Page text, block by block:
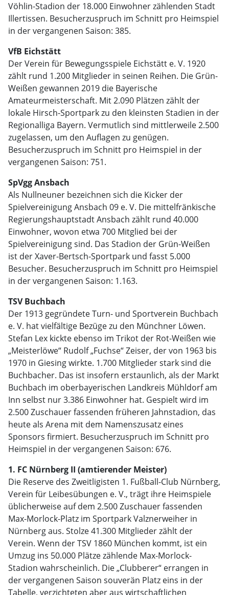
Vöhlin-Stadion der 18.000 Einwohner zählenden Stadt
Illertissen. Besucherzuspruch im Schnitt pro Heimspiel
in der vergangenen Saison: 385.
VfB Eichstätt
Der Verein für Bewegungsspiele Eichstätt e. V. 1920
zählt rund 1.200 Mitglieder in seinen Reihen. Die Grün-
Weißen gewannen 2019 die Bayerische
Amateurmeisterschaft. Mit 2.090 Plätzen zählt der
lokale Hirsch-Sportpark zu den kleinsten Stadien in der
Regionalliga Bayern. Vermutlich sind mittlerweile 2.500
zugelassen, um den Auflagen zu genügen.
Besucherzuspruch im Schnitt pro Heimspiel in der
vergangenen Saison: 751.
SpVgg Ansbach
Als Nullneuner bezeichnen sich die Kicker der
Spielvereinigung Ansbach 09 e. V. Die mittelfränkische
Regierungshauptstadt Ansbach zählt rund 40.000
Einwohner, wovon etwa 700 Mitglied bei der
Spielvereinigung sind. Das Stadion der Grün-Weißen
ist der Xaver-Bertsch-Sportpark und fasst 5.000
Besucher. Besucherzuspruch im Schnitt pro Heimspiel
in der vergangenen Saison: 1.163.
TSV Buchbach
Der 1913 gegründete Turn- und Sportverein Buchbach
e. V. hat vielfältige Bezüge zu den Münchner Löwen.
Stefan Lex kickte ebenso im Trikot der Rot-Weißen wie
„Meisterlöwe“ Rudolf „Fuchse“ Zeiser, der von 1963 bis
1970 in Giesing wirkte. 1.700 Mitglieder stark sind die
Buchbacher. Das ist insofern erstaunlich, als der Markt
Buchbach im oberbayerischen Landkreis Mühldorf am
Inn selbst nur 3.386 Einwohner hat. Gespielt wird im
2.500 Zuschauer fassenden früheren Jahnstadion, das
heute als Arena mit dem Namenszusatz eines
Sponsors firmiert. Besucherzuspruch im Schnitt pro
Heimspiel in der vergangenen Saison: 676.
1. FC Nürnberg II (amtierender Meister)
Die Reserve des Zweitligisten 1. Fußball-Club Nürnberg,
Verein für Leibesübungen e. V., trägt ihre Heimspiele
üblicherweise auf dem 2.500 Zuschauer fassenden
Max-Morlock-Platz im Sportpark Valznerweiher in
Nürnberg aus. Stolze 41.300 Mitglieder zählt der
Verein. Wenn der TSV 1860 München kommt, ist ein
Umzug ins 50.000 Plätze zählende Max-Morlock-
Stadion wahrscheinlich. Die „Clubberer“ errangen in
der vergangenen Saison souverän Platz eins in der
Tabelle, verzichteten aber aus wirtschaftlichen